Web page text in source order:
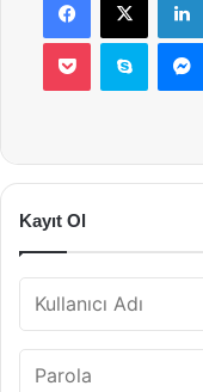
Pocket Skype
Kayıt Ol